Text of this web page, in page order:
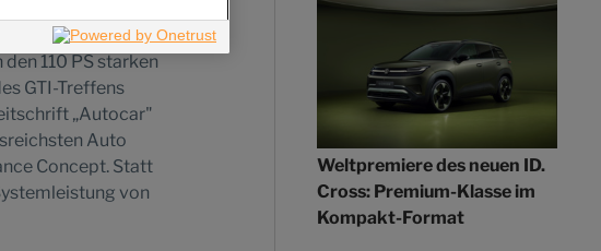
ist mit
der
110 PS starken
GTI-Treffens
„Autocar"
Auto
Concept. Statt
von
Weltpremiere des neuen ID.
Cross: Premium-Klasse im
Kompakt-Format